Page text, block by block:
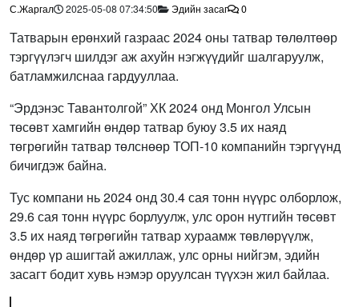
С.Жаргал 2025-05-08 07:34:50 Эдийн засаг 0
Татварын ерөнхий газраас 2024 оны татвар төлөлтөөр
тэргүүлэгч шилдэг аж ахуйн нэгжүүдийг шалгаруулж,
батламжилснаа гардууллаа.
“Эрдэнэс Тавантолгой” ХК 2024 онд Монгол Улсын
төсөвт хамгийн өндөр татвар буюу 3.5 их наяд
төгрөгийн татвар төлснөөр ТОП-10 компанийн тэргүүнд
бичигдэж байна.
Тус компани нь 2024 онд 30.4 сая тонн нүүрс олборлож,
29.6 сая тонн нүүрс борлуулж, улс орон нутгийн төсөвт
3.5 их наяд төгрөгийн татвар хураамж төвлөрүүлж,
өндөр үр ашигтай ажиллаж, улс орны нийгэм, эдийн
засагт бодит хувь нэмэр оруулсан түүхэн жил байлаа.